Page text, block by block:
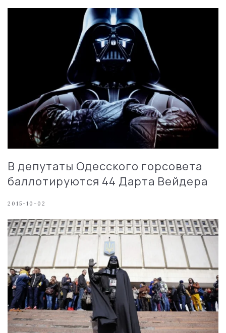
В депутаты Одесского горсовета
баллотируются 44 Дарта Вейдера
2015-10-02